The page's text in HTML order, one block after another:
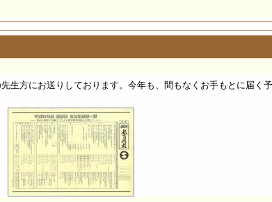
生方にお送りしております。今年も、間もなくお手もとに届